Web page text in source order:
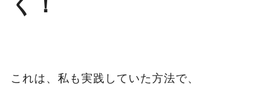
これは、私も実践していた方法で、